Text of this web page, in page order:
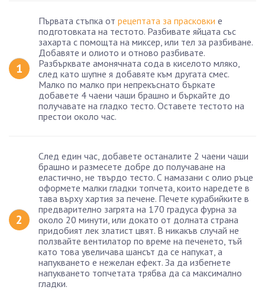
Първата стъпка от рецептата за прасковки е
подготовката на тестото. Разбивате яйцата със
захарта с помощта на миксер, или тел за разбиване.
Добавяте и олиото и отново разбивате.
Разбърквате амонячната сода в киселото мляко,
след като шупне я добавяте към другата смес.
Малко по малко при непрекъснато бъркате
добавете 4 чаени чаши брашно и бъркайте до
получавате на гладко тесто. Оставете тестото на
престои около час.
След един час, добавете останалите 2 чаени чаши
брашно и размесете добре до получаване на
еластично, не твърдо тесто. С намазани с олио ръце
оформете малки гладки топчета, които наредете в
тава върху хартия за печене. Печете курабийките в
предварително загрята на 170 градуса фурна за
около 20 минути, или докато от долната страна
придобият лек златист цвят. В никакъв случай не
ползвайте вентилатор по време на печенето, тъй
като това увеличава шансът да се напукат, а
напукването е нежелан ефект. За да избегнете
напукването топчетата трябва да са максимално
гладки.